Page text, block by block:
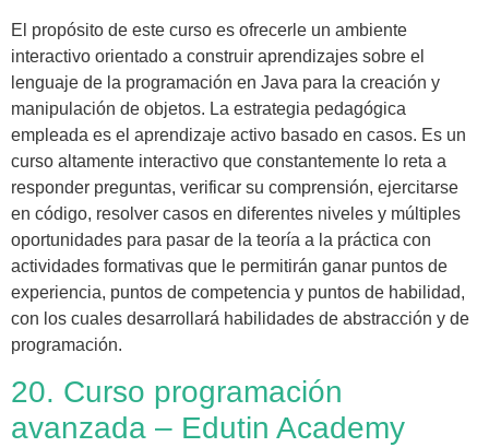
El propósito de este curso es ofrecerle un ambiente
interactivo orientado a construir aprendizajes sobre el
lenguaje de la programación en Java para la creación y
manipulación de objetos. La estrategia pedagógica
empleada es el aprendizaje activo basado en casos. Es un
curso altamente interactivo que constantemente lo reta a
responder preguntas, verificar su comprensión, ejercitarse
en código, resolver casos en diferentes niveles y múltiples
oportunidades para pasar de la teoría a la práctica con
actividades formativas que le permitirán ganar puntos de
experiencia, puntos de competencia y puntos de habilidad,
con los cuales desarrollará habilidades de abstracción y de
programación.
20. Curso programación
avanzada – Edutin Academy